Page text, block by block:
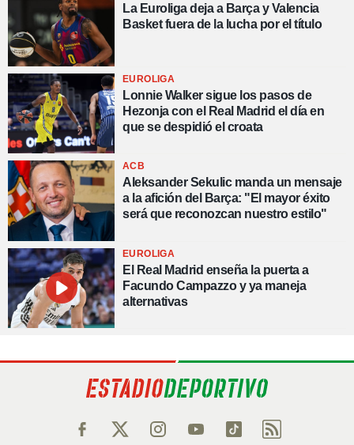
La Euroliga deja a Barça y Valencia
Basket fuera de la lucha por el título
EUROLIGA
Lonnie Walker sigue los pasos de
Hezonja con el Real Madrid el día en
que se despidió el croata
ACB
Aleksander Sekulic manda un mensaje
a la afición del Barça: "El mayor éxito
será que reconozcan nuestro estilo"
EUROLIGA
El Real Madrid enseña la puerta a
Facundo Campazzo y ya maneja
alternativas